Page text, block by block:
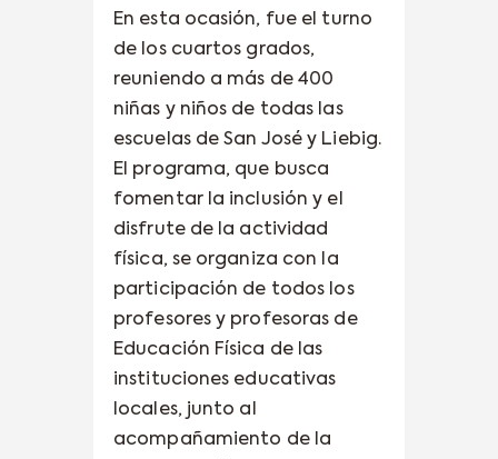
En esta ocasión, fue el turno
de los cuartos grados,
reuniendo a más de 400
niñas y niños de todas las
escuelas de San José y Liebig.
El programa, que busca
fomentar la inclusión y el
disfrute de la actividad
física, se organiza con la
participación de todos los
profesores y profesoras de
Educación Física de las
instituciones educativas
locales, junto al
acompañamiento de la